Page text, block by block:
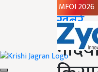
MFOI 2026
Home
ख़बरें